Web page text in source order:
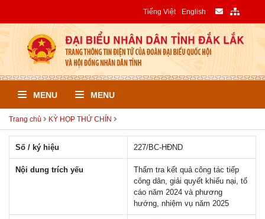
Tiếng Việt English
MENU MENU
Trang chủ KỲ HỌP THỨ CHÍN
Số / ký hiệu 227/BC-HĐND
Nội dung trích yếu
Thẩm tra kết quả công tác tiếp
công dân, giải quyết khiếu nại, tố
cáo năm 2024 và phương
hướng, nhiệm vụ năm 2025